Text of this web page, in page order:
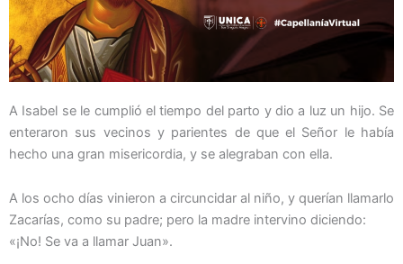
A Isabel se le cumplió el tiempo del parto y dio a luz un hijo. Se
enteraron sus vecinos y parientes de que el Señor le había
hecho una gran misericordia, y se alegraban con ella.
A los ocho días vinieron a circuncidar al niño, y querían llamarlo
Zacarías, como su padre; pero la madre intervino diciendo:
«¡No! Se va a llamar Juan».